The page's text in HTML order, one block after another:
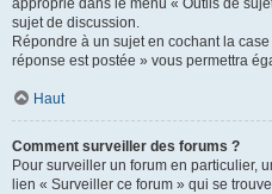
approprié dans le menu « Outils de
sujet de discussion.
Répondre à un sujet en cochant la
réponse est postée » vous permettra
Haut
Comment surveiller des forums ?
Pour surveiller un forum en particulier,
lien « Surveiller ce forum » qui se